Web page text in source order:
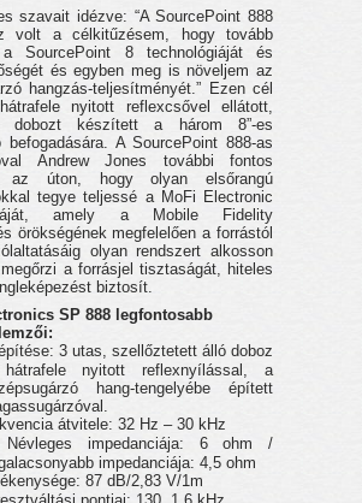
szavait idézve: “A SourcePoint 888
volt a célkitűzésem, hogy tovább
SourcePoint 8 technológiáját és
és egyben meg is növeljem az
hangzás-teljesítményét.” Ezen cél
nyitott reflexcsővel ellátott,
dobozt készített a három 8”-es
befogadására. A SourcePoint 888-as
Andrew Jones további fontos
az úton, hogy olyan elsőrangú
tegye teljessé a MoFi Electronic
amely a Mobile Fidelity
örökségének megfelelően a forrástól
olyan rendszert alkosson
a forrásjel tisztaságát, hiteles
biztosít.
SP 888 legfontosabb
3 utas, szellőztetett álló doboz
nyitott reflexnyílással, a
hang-tengelyébe épített
átvitele: 32 Hz – 30 kHz
Névleges impedanciája: 6 ohm /
impedanciája: 4,5 ohm
87 dB/2,83 V/1m